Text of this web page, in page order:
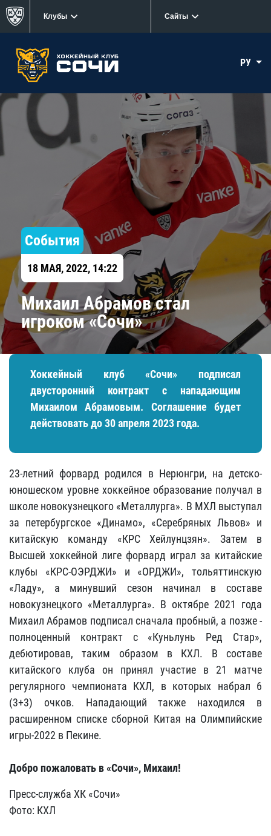
Клубы Сайты
РУ
События
18 МАЯ, 2022, 14:22
Михаил Абрамов стал
игроком «Сочи»
Хоккейный клуб «Сочи» подписал
двусторонний контракт с нападающим
Михаилом Абрамовым. Соглашение будет
действовать до 30 апреля 2023 года.
23-летний форвард родился в Нерюнгри, на детско-
юношеском уровне хоккейное образование получал в
школе новокузнецкого «Металлурга». В МХЛ выступал
за петербургское «Динамо», «Серебряных Львов» и
китайскую команду «КРС Хейлунцзян». Затем в
Высшей хоккейной лиге форвард играл за китайские
клубы «КРС-ОЭРДЖИ» и «ОРДЖИ», тольяттинскую
«Ладу», а минувший сезон начинал в составе
новокузнецкого «Металлурга». В октябре 2021 года
Михаил Абрамов подписал сначала пробный, а позже -
полноценный контракт с «Куньлунь Ред Стар»,
дебютировав, таким образом в КХЛ. В составе
китайского клуба он принял участие в 21 матче
регулярного чемпионата КХЛ, в которых набрал 6
(3+3) очков. Нападающий также находился в
расширенном списке сборной Китая на Олимпийские
игры-2022 в Пекине.
Добро пожаловать в «Сочи», Михаил!
Пресс-служба ХК «Сочи»
Фото: КХЛ